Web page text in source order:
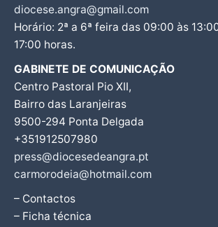
diocese.angra@gmail.com
Horário: 2ª a 6ª feira das 09:00 às
17:00 horas.
GABINETE DE COMUNICAÇÃO
Centro Pastoral Pio XII,
Bairro das Laranjeiras
9500-294 Ponta Delgada
+351912507980
press@diocesedeangra.pt
carmorodeia@hotmail.com
– Contactos
– Ficha técnica